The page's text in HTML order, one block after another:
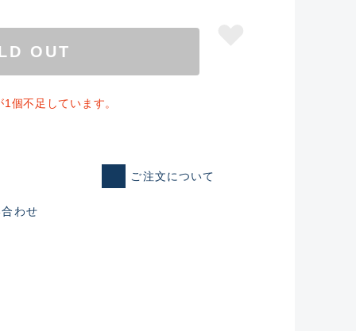
れた未使用
OUT
個不足しています。
ご注文について
わせ